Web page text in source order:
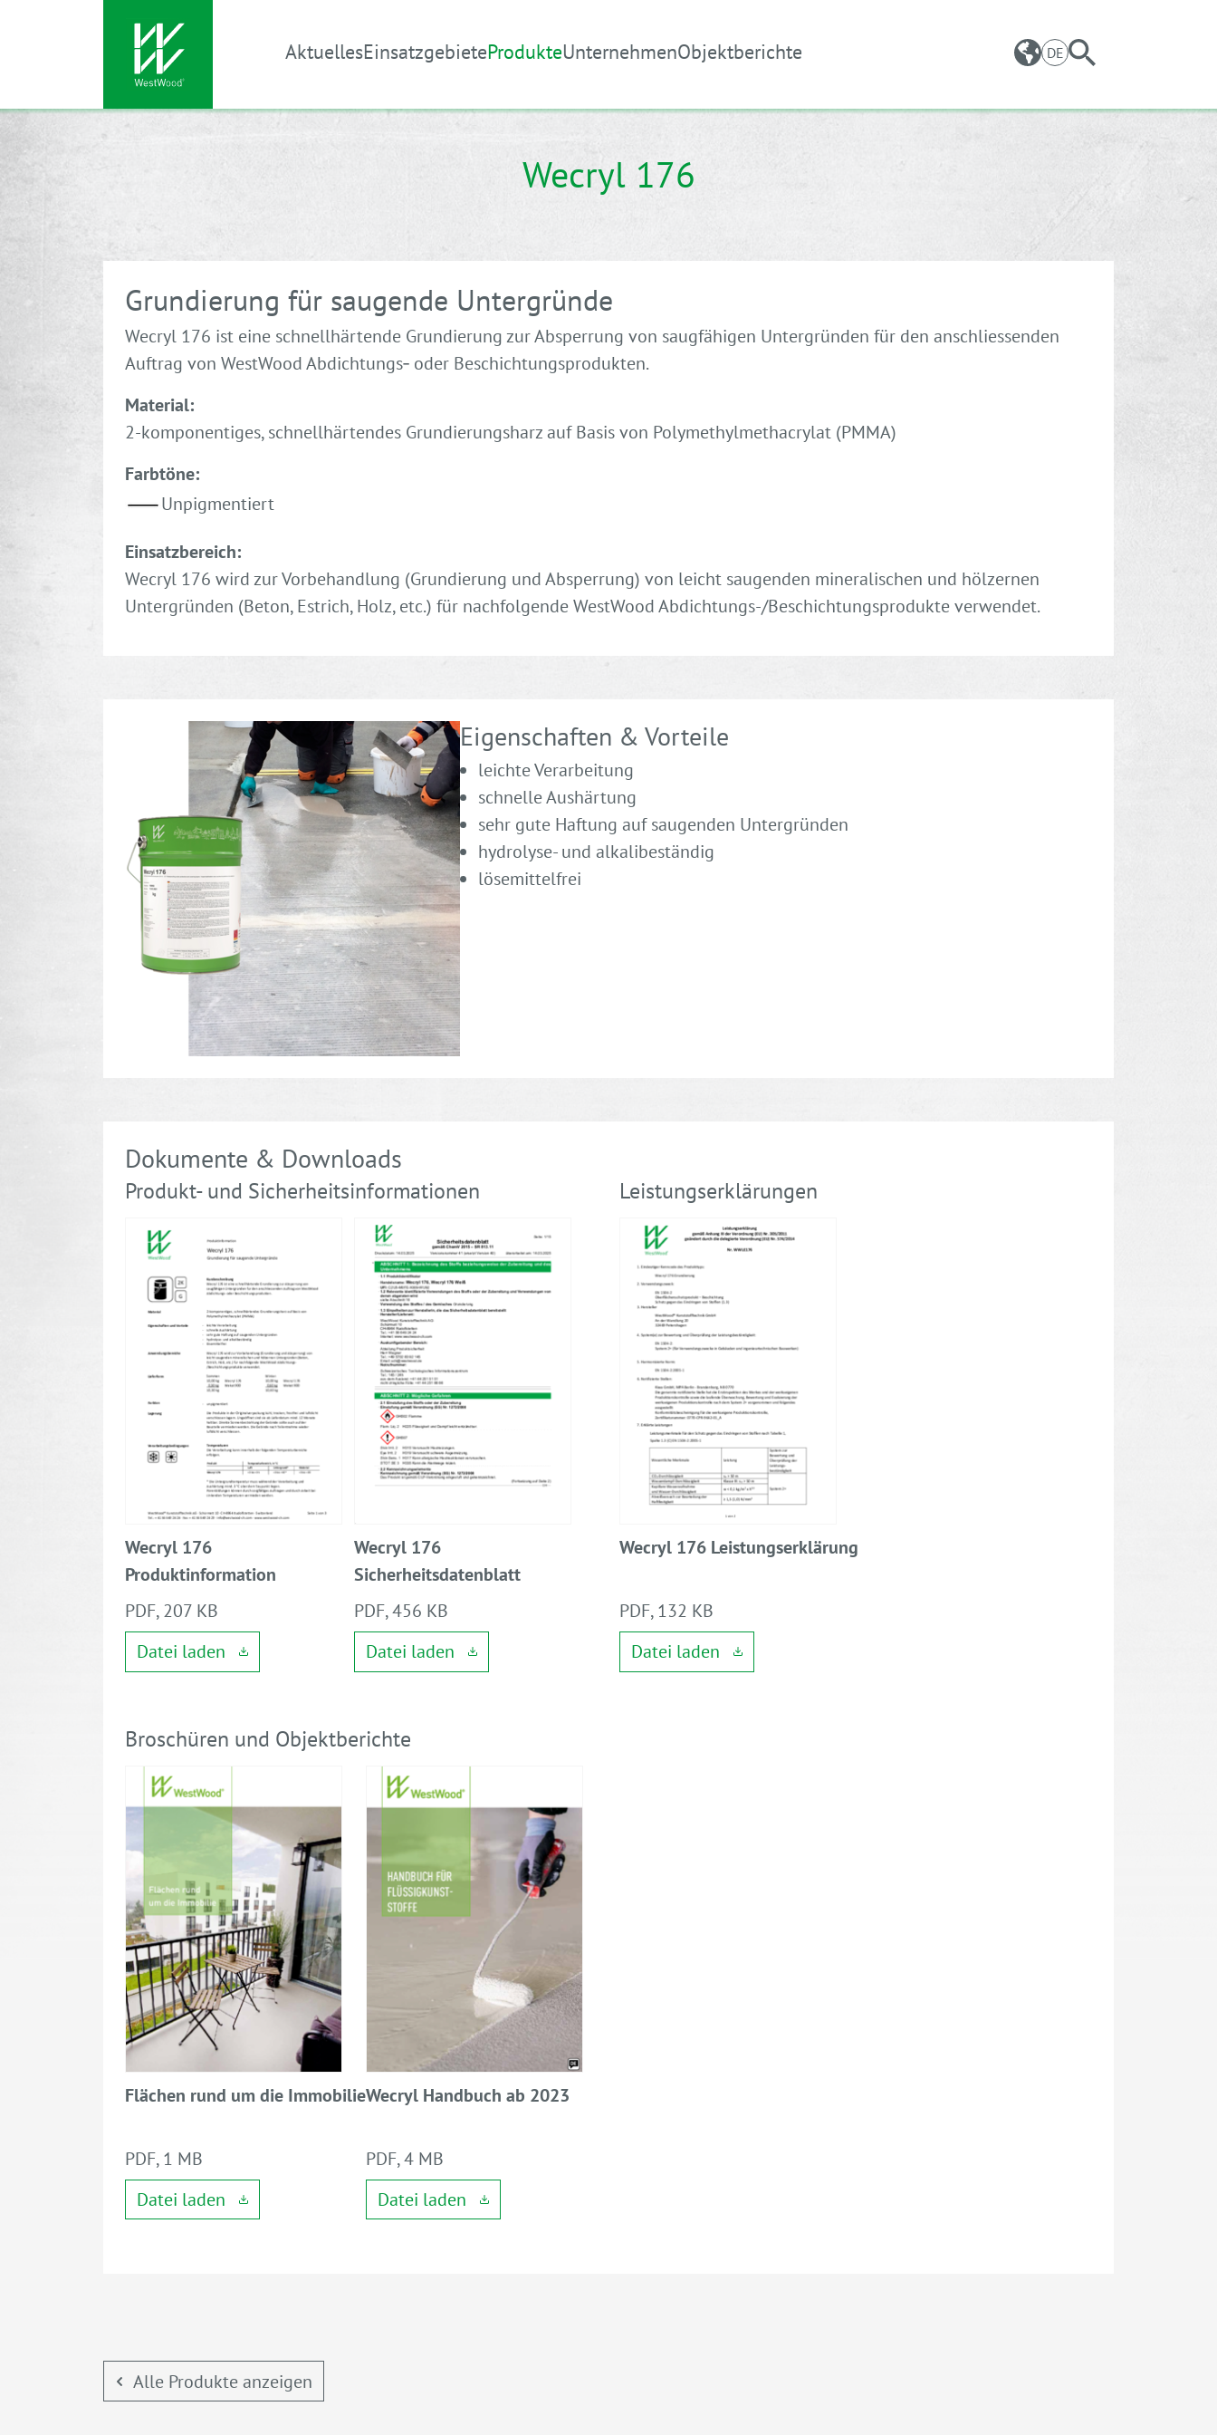
Direkt zu den Inhalten springen
AktuellesEinsatzgebieteProdukteUnternehmenObjektberichte DE
Wecryl 176
Grundierung für saugende Untergründe
Wecryl 176 ist eine schnellhärtende Grundierung zur Absperrung von saugfähigen Untergründen für den anschliessenden
Auftrag von WestWood Abdichtungs‐ oder Beschichtungsprodukten.
Material:
2-komponentiges, schnellhärtendes Grundierungsharz auf Basis von Polymethylmethacrylat (PMMA)
Farbtöne:
Unpigmentiert
Einsatzbereich:
Wecryl 176 wird zur Vorbehandlung (Grundierung und Absperrung) von leicht saugenden mineralischen und hölzernen
Untergründen (Beton, Estrich, Holz, etc.) für nachfolgende WestWood Abdichtungs-/Beschichtungsprodukte verwendet.
Eigenschaften & Vorteile
leichte Verarbeitung
schnelle Aushärtung
sehr gute Haftung auf saugenden Untergründen
hydrolyse- und alkalibeständig
lösemittelfrei
Dokumente & Downloads
Produkt- und Sicherheitsinformationen
Wecryl 176
Produktinformation
PDF, 207 KB
Datei laden
Wecryl 176
Sicherheitsdatenblatt
PDF, 456 KB
Datei laden
Leistungserklärungen
Wecryl 176 Leistungserklärung
PDF, 132 KB
Datei laden
Broschüren und Objektberichte
Flächen rund um die Immobilie
PDF, 1 MB
Datei laden
Wecryl Handbuch ab 2023
PDF, 4 MB
Datei laden
Alle Produkte anzeigen